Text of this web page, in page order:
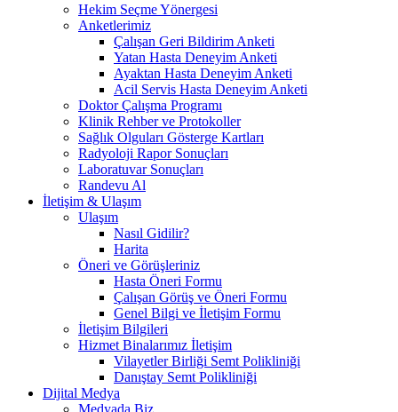
Hekim Seçme Yönergesi
Anketlerimiz
Çalışan Geri Bildirim Anketi
Yatan Hasta Deneyim Anketi
Ayaktan Hasta Deneyim Anketi
Acil Servis Hasta Deneyim Anketi
Doktor Çalışma Programı
Klinik Rehber ve Protokoller
Sağlık Olguları Gösterge Kartları
Radyoloji Rapor Sonuçları
Laboratuvar Sonuçları
Randevu Al
İletişim & Ulaşım
Ulaşım
Nasıl Gidilir?
Harita
Öneri ve Görüşleriniz
Hasta Öneri Formu
Çalışan Görüş ve Öneri Formu
Genel Bilgi ve İletişim Formu
İletişim Bilgileri
Hizmet Binalarımız İletişim
Vilayetler Birliği Semt Polikliniği
Danıştay Semt Polikliniği
Dijital Medya
Medyada Biz